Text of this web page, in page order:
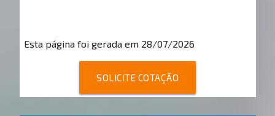
Esta página foi gerada em 28/07/2026
SOLICITE COTAÇÃO